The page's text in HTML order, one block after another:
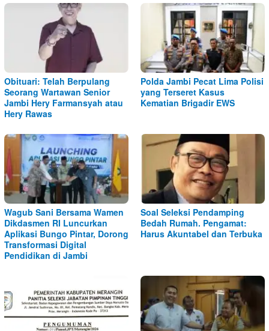
Obituari: Telah Berpulang
Seorang Wartawan Senior
Jambi Hery Farmansyah atau
Hery Rawas
Polda Jambi Pecat Lima Polisi
yang Terseret Kasus
Kematian Brigadir EWS
Wagub Sani Bersama Wamen
Dikdasmen RI Luncurkan
Aplikasi Bungo Pintar, Dorong
Transformasi Digital
Pendidikan di Jambi
Soal Seleksi Pendamping
Bedah Rumah. Pengamat:
Harus Akuntabel dan Terbuka